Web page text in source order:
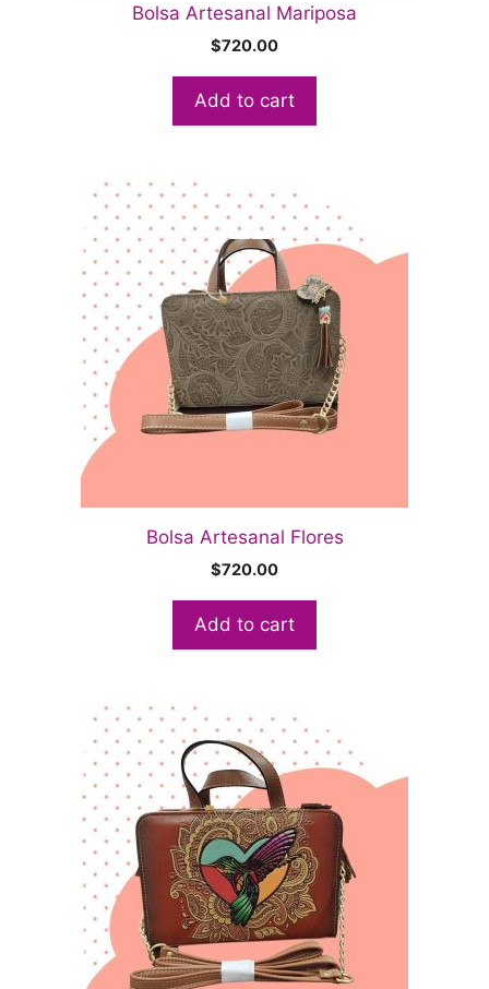
Bolsa Artesanal Mariposa
$720.00
Add to cart
Bolsa Artesanal Flores
$720.00
Add to cart